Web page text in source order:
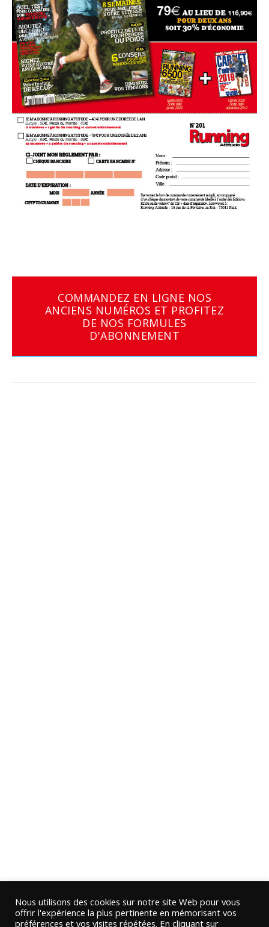
COMMANDEZ EN LIGNE NOS
ANCIENS NUMÉROS ET PROFITEZ
DE NOS FORMULES
D'ABONNEMENT
Nous utilisons des cookies sur notre site Web pour vous
offrir l'expérience la plus pertinente en mémorisant vos
préférences et vos visites répétées. En cliquant sur